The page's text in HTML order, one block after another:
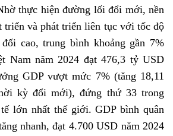
thực hiện đường lối đổi mới, nền
triển và phát triển liên tục với tốc độ
cao, trung bình khoảng gần 7%
Nam năm 2024 đạt 476,3 tỷ USD
GDP vượt mức 7% (tăng 18,11
kỳ đổi mới), đứng thứ 33 trong
lớn nhất thế giới. GDP bình quân
nhanh, đạt 4.700 USD năm 2024